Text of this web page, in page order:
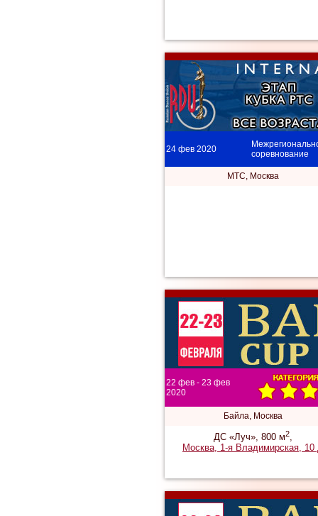
24 фев 2020
соревнование
МТС, Москва
22 фев - 23 фев
2020
Байла, Москва
ДС «Луч», 800 м2,
Москва, 1-я Владимирская, 10